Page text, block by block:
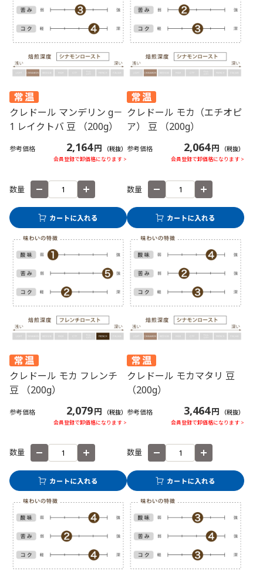
クレドール マンデリン g－
1 レイクトバ 豆 （200g）
参考価格 2,164円 （税抜）
会員登録で卸価格になります >
数量
クレドール モカ（エチオピ
ア） 豆 （200g）
参考価格 2,064円 （税抜）
会員登録で卸価格になります >
数量
クレドール モカ フレンチ
豆 （200g）
参考価格 2,079円 （税抜）
会員登録で卸価格になります >
数量
クレドール モカマタリ 豆
（200g）
参考価格 3,464円 （税抜）
会員登録で卸価格になります >
数量